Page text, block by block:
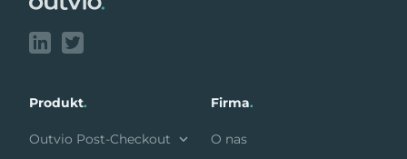
Produkt.
Outvio Post-Checkout
Firma.
O nas